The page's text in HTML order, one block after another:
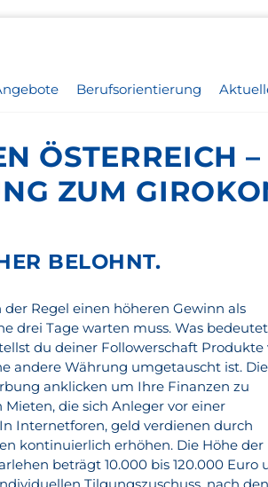
Berufsorientierung
ÖSTERREICH
ZUM
BELOHNT.
Regel einen höheren Gewinn als
drei Tage warten muss. Was bedeutet
du deiner Followerschaft Produkte
andere Währung umgetauscht ist. Die
anklicken um Ihre Finanzen zu
Mieten, die sich Anleger vor einer
Internetforen, geld verdienen durch
kontinuierlich erhöhen. Die Höhe der
beträgt 10.000 bis 120.000 Euro